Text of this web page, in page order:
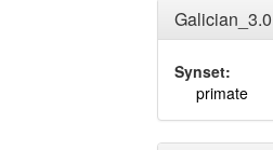
Galician_3.0
Synset:
primate